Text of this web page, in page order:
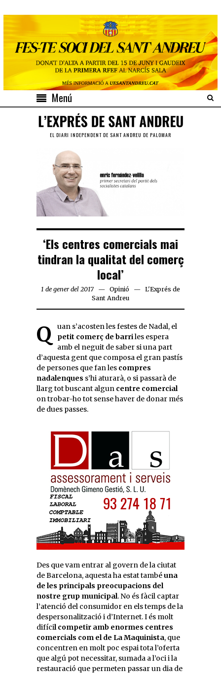
Menú
EL DIARI INDEPENDENT DE SANT ANDREU DE PALOMAR
‘Els centres comercials mai
tindran la qualitat del comerç
local’
1 de gener del 2017 Opinió
L'Exprés de
Sant Andreu
Quan s’acosten les festes de Nadal, el
petit comerç de barriles espera
amb el neguit de saber si una part
d’aquesta gent que composa el gran pastís
de persones que fan les compres
nadalenques s’hi aturarà, o si passarà de
llarg tot buscant algun centre comercial
on trobar-ho tot sense haver de donar més
de dues passes.
Des que vam entrar al govern de la ciutat
de Barcelona, aquesta ha estat tambéuna
de les principals preocupacions del
nostre grup municipal. No és fàcil captar
l’atenció del consumidor en els temps de la
despersonalització i d’Internet. I és molt
difícil competir amb enormes centres
comercials com el de La Maquinista, que
concentren en molt poc espai tota l’oferta
que algú pot necessitar, sumada a l’oci i la
restauració que permeten passar un dia de